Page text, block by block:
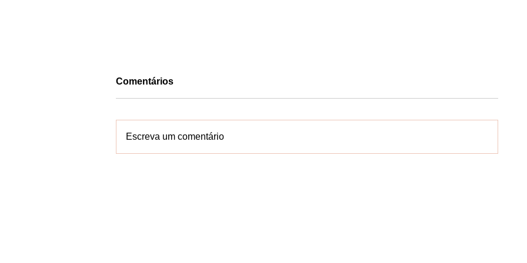
Comentários
Escreva um comentário